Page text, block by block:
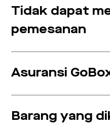
Tidak dapat
pemesanan
Asuransi
Barang yang